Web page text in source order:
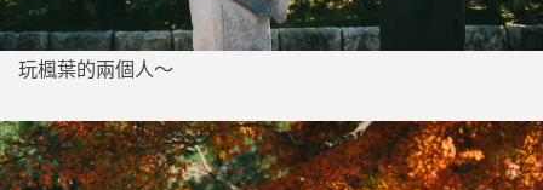
玩楓葉的兩個人～